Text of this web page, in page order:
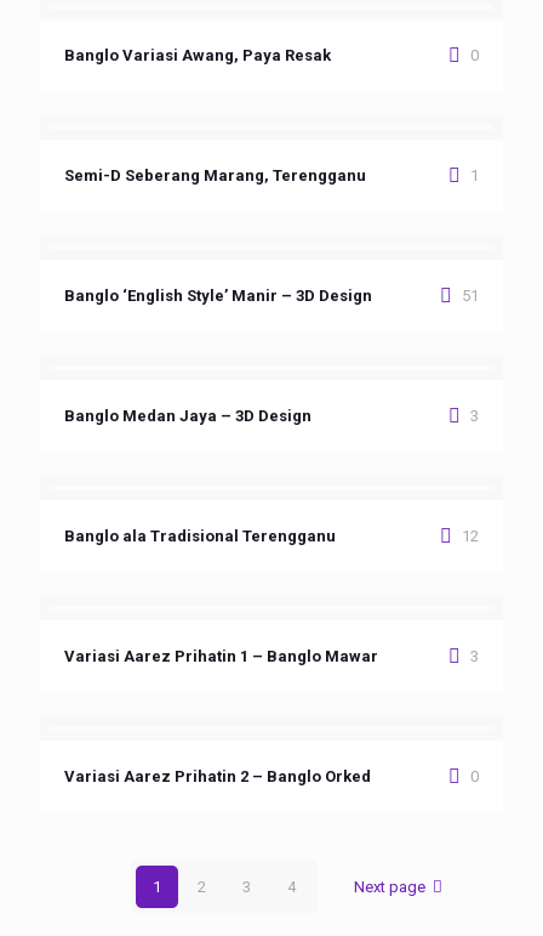
Banglo Variasi Awang, Paya Resak 0
Semi-D Seberang Marang, Terengganu 1
Banglo ‘English Style’ Manir – 3D Design 51
Banglo Medan Jaya – 3D Design 3
Banglo ala Tradisional Terengganu 12
Variasi Aarez Prihatin 1 – Banglo Mawar 3
Variasi Aarez Prihatin 2 – Banglo Orked 0
1 2 3 4 Next page